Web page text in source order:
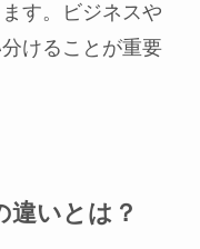
す。ビジネスや
けることが重要
違いとは？